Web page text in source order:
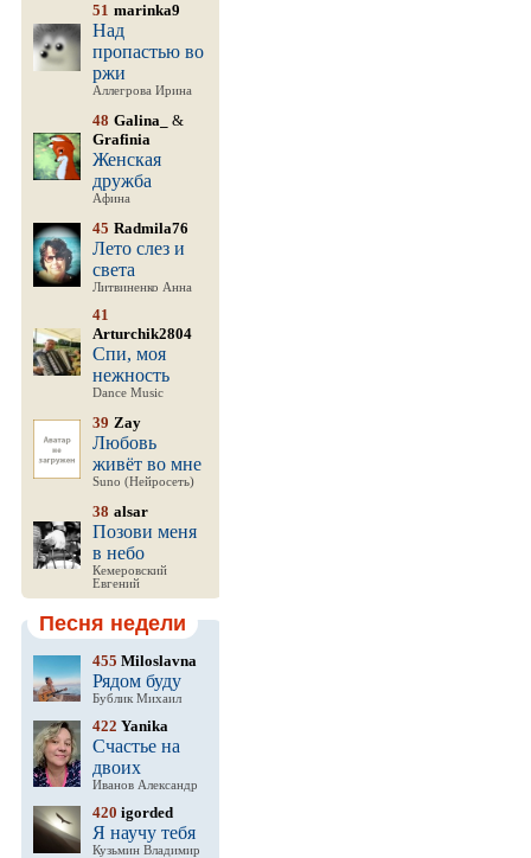
51 marinka9
Над
пропастью во
ржи
Аллегрова Ирина
48 Galina_
&
Grafinia
Женская
дружба
Афина
45 Radmila76
Лето слез и
света
Литвиненко Анна
41
Arturchik2804
Спи, моя
нежность
Dance Music
39 Zay
Любовь
живёт во мне
Suno (Нейросеть)
38 alsar
Позови меня
в небо
Кемеровский
Евгений
Песня недели
455 Miloslavna
Рядом буду
Бублик Михаил
422 Yanika
Счастье на
двоих
Иванов Александр
420 igorded
Я научу тебя
Кузьмин Владимир